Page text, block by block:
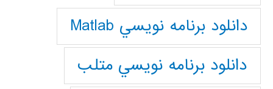
دانلود برنامه نويسي Matlab
دانلود برنامه نويسي متلب